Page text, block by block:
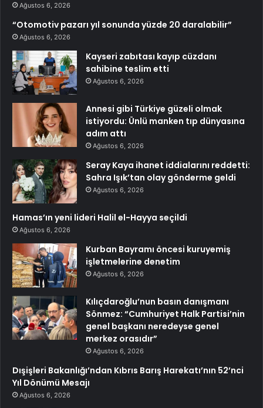
Ağustos 6, 2026
“Otomotiv pazarı yıl sonunda yüzde 20 daralabilir”
Ağustos 6, 2026
Kayseri zabıtası kayıp cüzdanı
sahibine teslim etti
Ağustos 6, 2026
Annesi gibi Türkiye güzeli olmak
istiyordu: Ünlü manken tıp dünyasına
adım attı
Ağustos 6, 2026
Seray Kaya ihanet iddialarını reddetti:
Sahra Işık’tan olay gönderme geldi
Ağustos 6, 2026
Hamas’ın yeni lideri Halil el-Hayya seçildi
Ağustos 6, 2026
Kurban Bayramı öncesi kuruyemiş
işletmelerine denetim
Ağustos 6, 2026
Kılıçdaroğlu’nun basın danışmanı
Sönmez: “Cumhuriyet Halk Partisi’nin
genel başkanı neredeyse genel
merkez orasıdır”
Ağustos 6, 2026
Dışişleri Bakanlığı’ndan Kıbrıs Barış Harekatı’nın 52’nci
Yıl Dönümü Mesajı
Ağustos 6, 2026